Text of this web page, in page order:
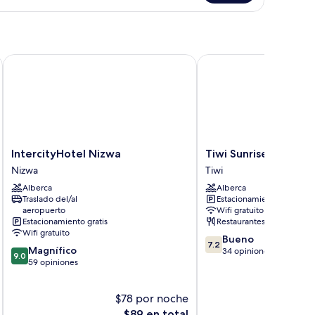
IntercityHotel
Nizwa
Nizwa
IntercityHotel Nizwa
Nizwa
Alberca
Traslado del/al
aeropuerto
Estacionamiento gratis
Wifi gratuito
9.0
de
9.0 Magnífico
59 opiniones
$78 por noche
IntercityHotel Nizwa
Tiwi
Sunrise
Tiwi
Tiwi Sunrise
Tiwi
Alberca
Estacionamiento gratis
Wifi gratuito
Restaurantes
7.2
de
7.2 Bueno
34 opiniones
Tiwi Sunrise